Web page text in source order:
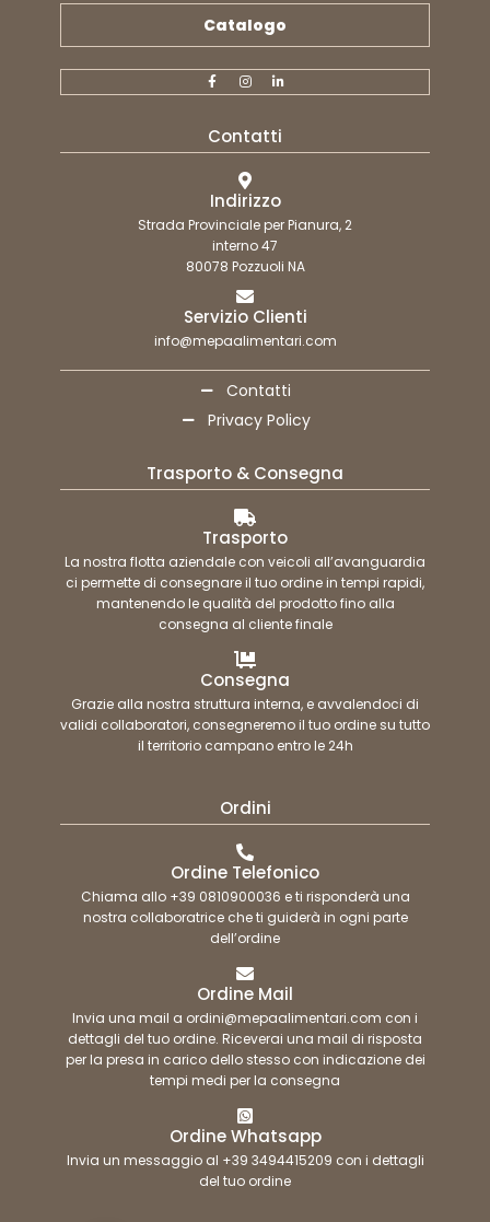
Catalogo
Contatti
Indirizzo
Strada Provinciale per Pianura, 2
interno 47
80078 Pozzuoli NA
Servizio Clienti
info@mepaalimentari.com
Contatti
Privacy Policy
Trasporto & Consegna
Trasporto
La nostra flotta aziendale con veicoli all’avanguardia
ci permette di consegnare il tuo ordine in tempi rapidi,
mantenendo le qualità del prodotto fino alla
consegna al cliente finale
Consegna
Grazie alla nostra struttura interna, e avvalendoci di
validi collaboratori, consegneremo il tuo ordine su tutto
il territorio campano entro le 24h
Ordini
Ordine Telefonico
Chiama allo +39 0810900036 e ti risponderà una
nostra collaboratrice che ti guiderà in ogni parte
dell’ordine
Ordine Mail
Invia una mail a ordini@mepaalimentari.com con i
dettagli del tuo ordine. Riceverai una mail di risposta
per la presa in carico dello stesso con indicazione dei
tempi medi per la consegna
Ordine Whatsapp
Invia un messaggio al +39 3494415209 con i dettagli
del tuo ordine